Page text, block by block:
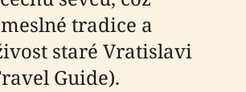
tradice a
staré Vratislavi
Guide).